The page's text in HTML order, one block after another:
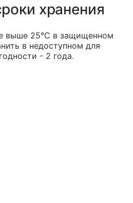
хранения
выше 25°С в защищенном
в недоступном для
- 2 года.